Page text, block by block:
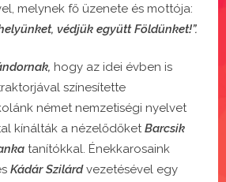
melynek fő üzenete és mottója:
védjük együtt Földünket!”.
hogy az idei évben is
színesítette
német nemzetiségi nyelvet
kínálták a nézelődőketBarcsik
tanítókkal. Énekkarosaink
Kádár Szilárd vezetésével egy